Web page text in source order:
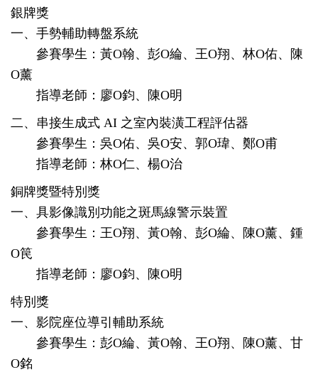
銀牌獎
一、手勢輔助轉盤系統
參賽學生：黃O翰、彭O綸、王O翔、林O佑、陳
O薰
指導老師：廖O鈞、陳O明
二、串接生成式 AI 之室內裝潢工程評估器
參賽學生：吳O佑、吳O安、郭O瑋、鄭O甫
指導老師：林O仁、楊O治
銅牌獎暨特別獎
一、具影像識別功能之斑馬線警示裝置
參賽學生：王O翔、黃O翰、彭O綸、陳O薰、鍾
O笢
指導老師：廖O鈞、陳O明
特別獎
一、影院座位導引輔助系統
參賽學生：彭O綸、黃O翰、王O翔、陳O薰、甘
O銘